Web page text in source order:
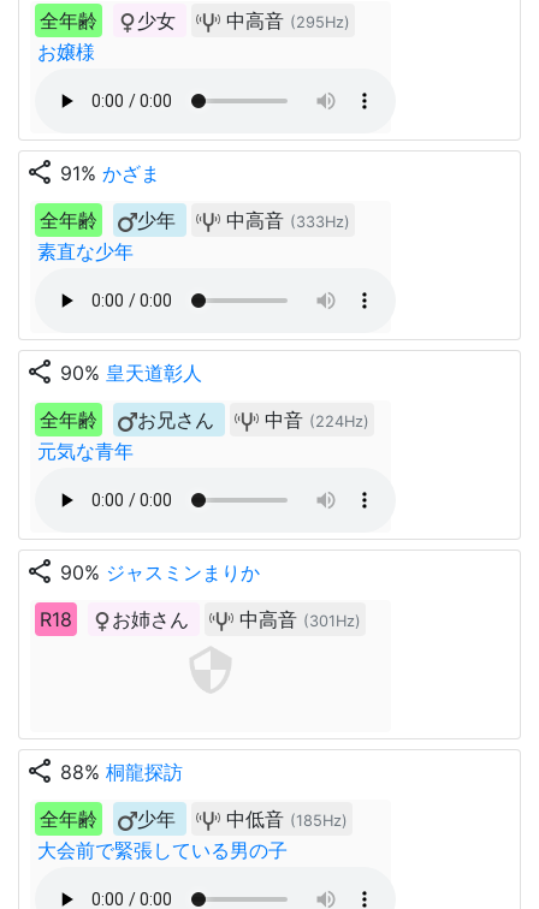
全年齢
少女 中高音 (295Hz)
お嬢様
share 91% かざま
全年齢
少年 中高音 (333Hz)
素直な少年
share 90% 皇天道彰人
全年齢
お兄さん 中音 (224Hz)
元気な青年
share 90% ジャスミンまりか
R18
お姉さん 中高音 (301Hz)
share 88% 桐龍探訪
全年齢
少年 中低音 (185Hz)
大会前で緊張している男の子